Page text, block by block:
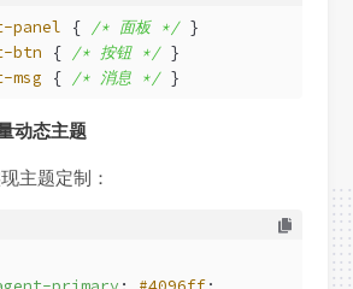
panel { /* 面板 */ }
btn { /* 按钮 */ }
{ /* 消息 */ }
动态主题
主题定制：